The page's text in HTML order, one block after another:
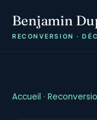
Benjamin
RECONVERSION ·
Accueil ·